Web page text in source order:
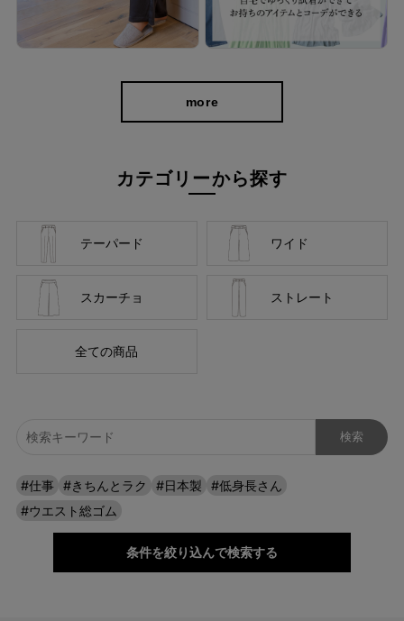
デニム見えなのに、軽くてお手入れも簡単。
more
カテゴリーから探す
テーパード ワイド
スカーチョ ストレート
全ての商品
#仕事 #きちんとラク #日本製
#低身長さん
#ウエスト総ゴム
条件を絞り込んで検索する